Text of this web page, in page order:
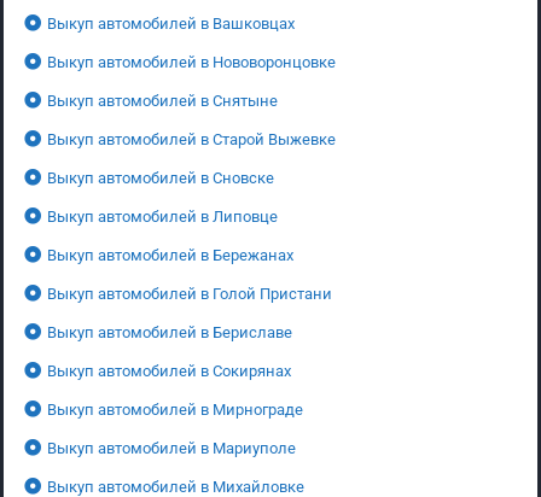
Выкуп автомобилей в Вашковцах
Выкуп автомобилей в Нововоронцовке
Выкуп автомобилей в Снятыне
Выкуп автомобилей в Старой Выжевке
Выкуп автомобилей в Сновске
Выкуп автомобилей в Липовце
Выкуп автомобилей в Бережанах
Выкуп автомобилей в Голой Пристани
Выкуп автомобилей в Бериславе
Выкуп автомобилей в Сокирянах
Выкуп автомобилей в Мирнограде
Выкуп автомобилей в Мариуполе
Выкуп автомобилей в Михайловке